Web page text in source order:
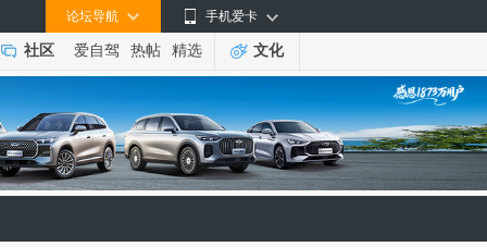
手机爱卡
论坛导航
社区 爱自驾 热帖 精选 文化